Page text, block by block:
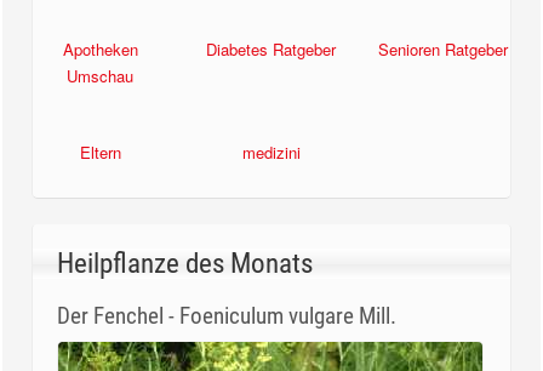
Apotheken
Umschau
Diabetes Ratgeber Senioren Ratgeber
Eltern medizini
Heilpflanze des Monats
Der Fenchel - Foeniculum vulgare Mill.